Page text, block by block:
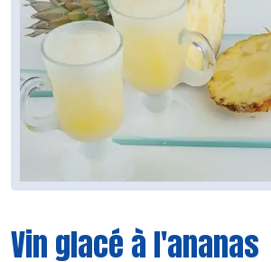
Vin glacé à l'ananas